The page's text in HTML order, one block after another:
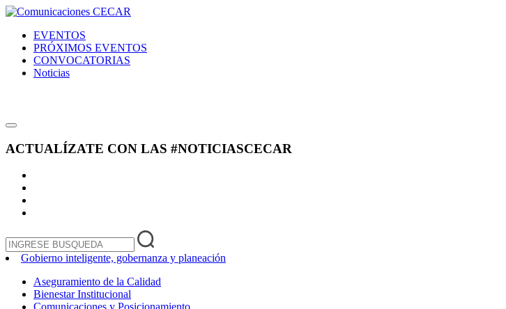
EVENTOS
PRÓXIMOS EVENTOS
CONVOCATORIAS
Noticias
ACTUALÍZATE CON LAS #NOTICIASCECAR
Gobierno inteligente, gobernanza y planeación
Aseguramiento de la Calidad
Bienestar Institucional
Comunicaciones y Posicionamiento